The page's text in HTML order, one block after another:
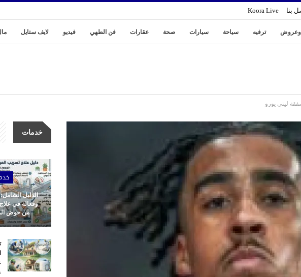
بنا Koora Live
وعروض ترفيه سياحة سيارات صحة عقارات فن الطهي فيديو لايف ستايل
ليني يورو
خدمات
الدليل
وفعالة في
من حوض